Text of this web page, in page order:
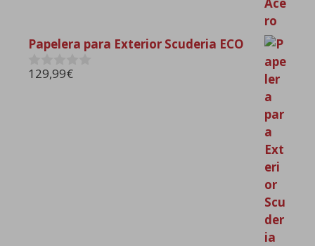
Papelera para Exterior Scuderia ECO
0129,99€